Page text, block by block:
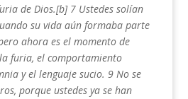
de Dios.[b] 7 Ustedes solían
su vida aún formaba parte
ahora es el momento de
furia, el comportamiento
y el lenguaje sucio. 9 No se
porque ustedes ya se han